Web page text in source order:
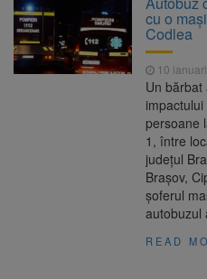
nopții, nu oprirea iluminatului
7 august 2026
Trafic blocat
– Poiana Brașov după un
persoane primesc îngrijiri
7 august 2026
Dosar de
peste 330.000 de lei, clasat
8 august ar
Ziua Europeană de
Accidentelor de Muncă
cu o
Codlea
10
Un
persoane
1, între
județul
Brașov,
șoferul
autobuzul
READ